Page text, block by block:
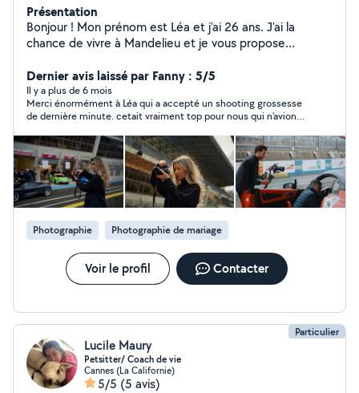
Présentation
Bonjour ! Mon prénom est Léa et j'ai 26 ans. J'ai la
chance de vivre à Mandelieu et je vous propose
baby-sitting ~ aide au ménage & service de conciergerie
Du côté pro, mon conjoint et moi avons une agence de
communication, nous proposons des prestations photos
& vidéos (shooting pour événement pro ou perso,
mariage, évent entreprise / montage vidéo format court
ou long etc..), gestion des réseaux sociaux (community
management) et plus ! N'hésitez pas à nous contacter
pour toutes vos demandes en communication et
marketing ! Au plaisir de vous rencontrer et de vous
aider ! Cordialement, Léa
Dernier avis laissé par Fanny : 5/5
Il y a plus de 6 mois
Merci énormément à Léa qui a accepté un shooting grossesse
de dernière minute. cetait vraiment top pour nous qui n'avions
encore à elle pour les photos
Photographie Photographie de mariage
Voir le profil Contacter
Particulier
Lucile Maury
Petsitter/ Coach de vie
Cannes (La Californie)
5/5 (5 avis)